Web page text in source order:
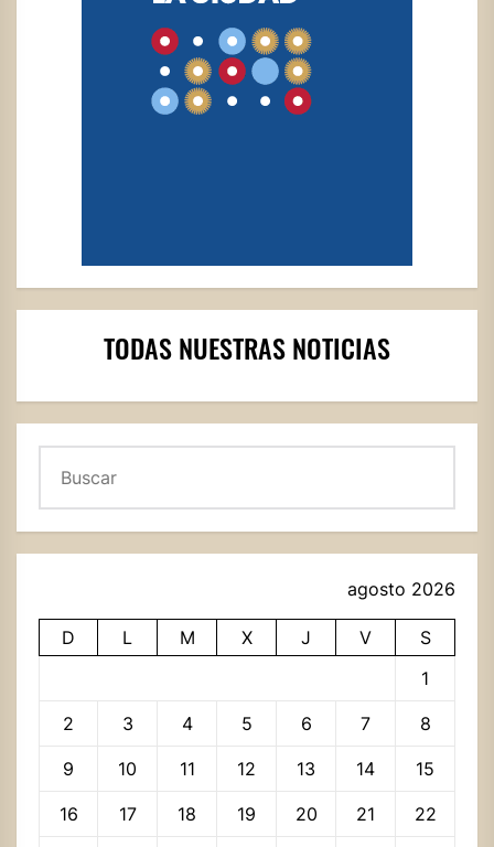
TODAS NUESTRAS NOTICIAS
agosto 2026
D L M X J V
S
1
2 3 4 5 6 7 8
9 10 11 12 13 14 15
16 17 18 19 20 21 22